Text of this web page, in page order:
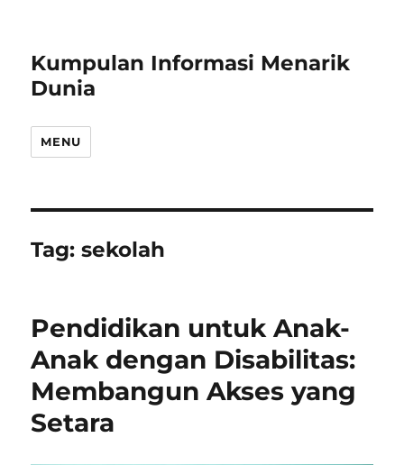
Kumpulan Informasi Menarik
Dunia
MENU
Tag:sekolah
Pendidikan untuk Anak-
Anak dengan Disabilitas:
Membangun Akses yang
Setara